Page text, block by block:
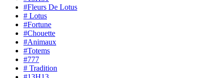
#Fleurs De Lotus
# Lotus
#Fortune
#Chouette
#Animaux
#Totems
#777
# Tradition